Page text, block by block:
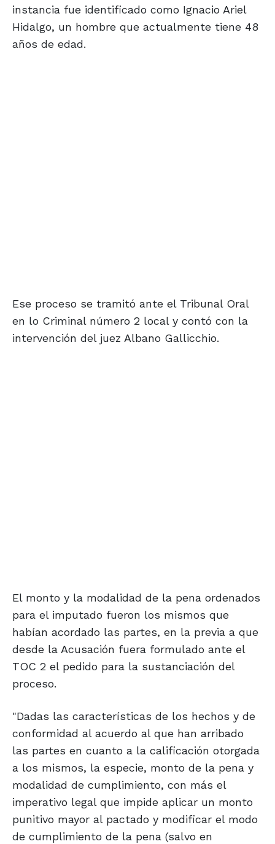
instancia fue identificado como Ignacio Ariel
Hidalgo, un hombre que actualmente tiene 48
años de edad.
Ese proceso se tramitó ante el Tribunal Oral
en lo Criminal número 2 local y contó con la
intervención del juez Albano Gallicchio.
El monto y la modalidad de la pena ordenados
para el imputado fueron los mismos que
habían acordado las partes, en la previa a que
desde la Acusación fuera formulado ante el
TOC 2 el pedido para la sustanciación del
proceso.
"Dadas las características de los hechos y de
conformidad al acuerdo al que han arribado
las partes en cuanto a la calificación otorgada
a los mismos, la especie, monto de la pena y
modalidad de cumplimiento, con más el
imperativo legal que impide aplicar un monto
punitivo mayor al pactado y modificar el modo
de cumplimiento de la pena (salvo en